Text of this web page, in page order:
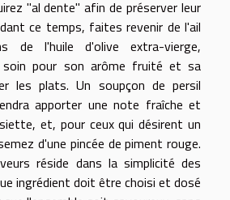
"al dente" afin de préserver leur
ce temps, faites revenir de l'ail
de l'huile d'olive extra-vierge,
soin pour son arôme fruité et sa
les plats. Un soupçon de persil
apporter une note fraîche et
et, pour ceux qui désirent un
d'une pincée de piment rouge.
réside dans la simplicité des
ingrédient doit être choisi et dosé